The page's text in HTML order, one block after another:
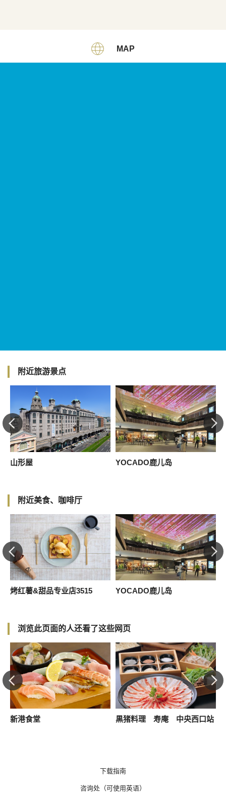
MAP
附近旅游景点
山形屋 YOCADO鹿儿岛
附近美食、咖啡厅
烤红薯&甜品专业店3515 YOCADO鹿儿岛
浏览此页面的人还看了这些网页
新港食堂 黒猪料理 寿庵 中央西口站
下载指南
咨询处（可使用英语）